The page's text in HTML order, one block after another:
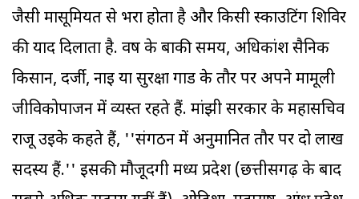
जैसी मासूमियत से भरा होता है और किसी स्काउटिंग शिविर
की याद दिलाता है. वर्ष के बाकी समय, अधिकांश सैनिक
किसान, दर्जी, नाई या सुरक्षा गार्ड के तौर पर अपने मामूली
जीविकोपार्जन में व्यस्त रहते हैं. मांझी सरकार के महासचिव
राजू उइके कहते हैं, ''संगठन में अनुमानित तौर पर दो लाख
सदस्य हैं.'' इसकी मौजूदगी मध्य प्रदेश (छत्तीसगढ़ के बाद